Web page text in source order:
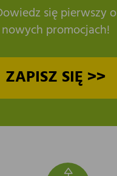
się pierwszy o
nowych promocjach!
ZAPISZ SIĘ >>